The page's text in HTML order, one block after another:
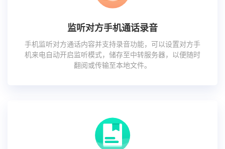
监听对方手机通话录音
手机监听对方通话内容并支持录音功能，可以设置对方手
机来电自动开启监听模式，储存至中转服务器，以便随时
翻阅或传输至本地文件。